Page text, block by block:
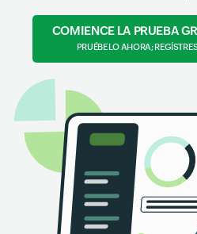
COMIENCE LA PRUEBA
PRUÉBELO AHORA;